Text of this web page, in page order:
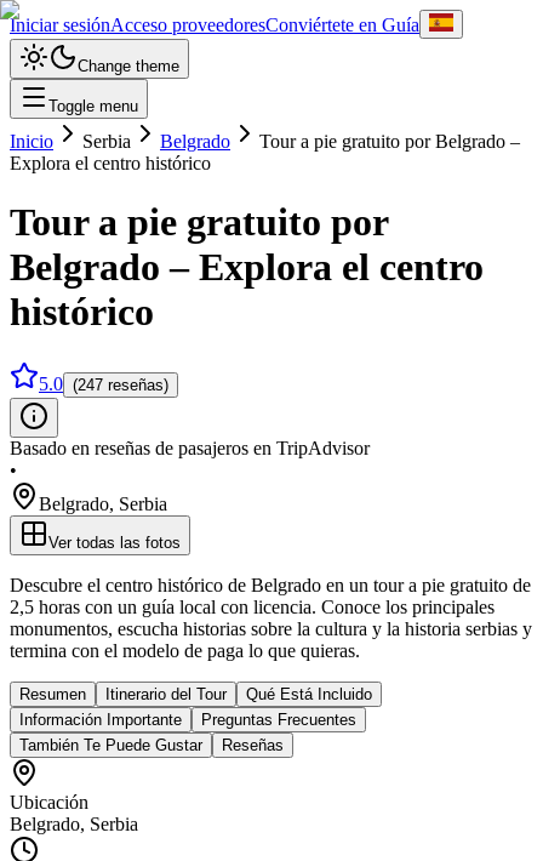
Iniciar sesiónAcceso proveedoresConviértete en Guía
Change theme
Toggle menu
Inicio Serbia Belgrado
Tour a pie gratuito por Belgrado –
Explora el centro histórico
Tour a pie gratuito por
Belgrado – Explora el centro
histórico
5.0 (247 reseñas)
Basado en reseñas de pasajeros en TripAdvisor
•
Belgrado, Serbia
Ver todas las fotos
Descubre el centro histórico de Belgrado en un tour a pie gratuito de
2,5 horas con un guía local con licencia. Conoce los principales
monumentos, escucha historias sobre la cultura y la historia serbias y
termina con el modelo de paga lo que quieras.
Resumen Itinerario del Tour
Qué Está Incluido
Información Importante
Preguntas Frecuentes
También Te Puede Gustar
Reseñas
Ubicación
Belgrado, Serbia